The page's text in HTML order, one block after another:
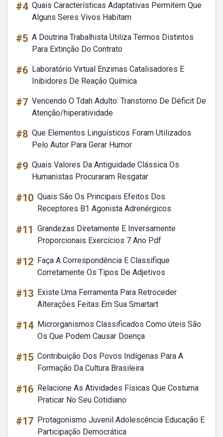
#4 Quais Características Adaptativas Permitem Que
Alguns Seres Vivos Habitam
#5 A Doutrina Trabalhista Utiliza Termos Distintos
Para Extinção Do Contrato
#6 Laboratório Virtual Enzimas Catalisadores E
Inibidores De Reação Química
#7 Vencendo O Tdah Adulto: Transtorno De Déficit De
Atenção/hiperatividade
#8 Que Elementos Linguísticos Foram Utilizados
Pelo Autor Para Gerar Humor
#9 Quais Valores Da Antiguidade Clássica Os
Humanistas Procuraram Resgatar
#10 Quais São Os Principais Efeitos Dos
Receptores B1 Agonista Adrenérgicos
#11 Grandezas Diretamente E Inversamente
Proporcionais Exercícios 7 Ano Pdf
#12 Faça A Correspondência E Classifique
Corretamente Os Tipos De Adjetivos
#13 Existe Uma Ferramenta Para Retroceder
Alterações Feitas Em Sua Smartart
#14 Microrganismos Classificados Como úteis São
Os Que Podem Causar Doença
#15 Contribuição Dos Povos Indígenas Para A
Formação Da Cultura Brasileira
#16 Relacione As Atividades Físicas Que Costuma
Praticar No Seu Cotidiano
#17 Protagonismo Juvenil Adolescência Educação E
Participação Democrática